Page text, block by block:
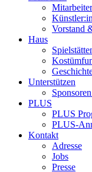
Vorstand
Haus
Unterstützen
PLUS
PLUS
PLUS-
Kontakt
Adresse
Jobs
Presse